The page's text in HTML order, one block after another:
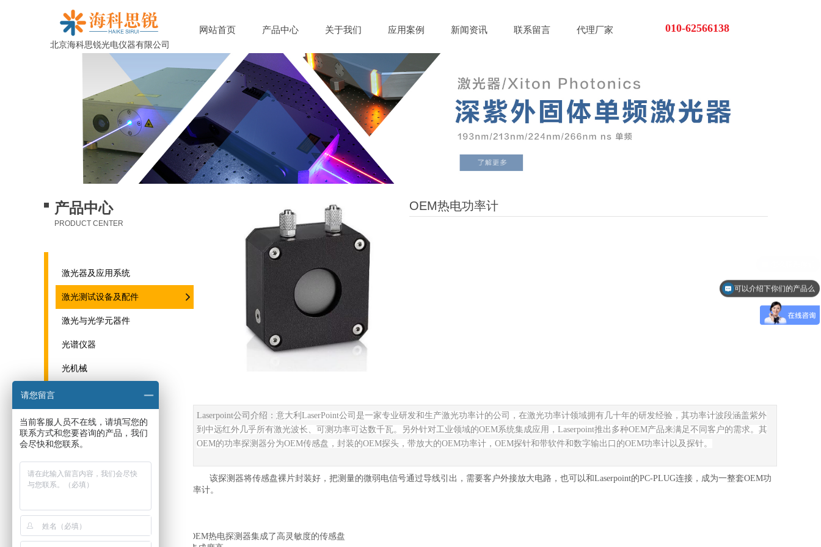
网站首页 产品中心 关于我们 应用案例 新闻资讯 联系留言 代理厂家 010-62566138
北京海科思锐光电仪器有限公司
京海科思锐光电仪器有限公司
OEM热电功率计
Laserpoint公司介绍： 意大利 LaserPoint公司是一家专业研发和生产激光功率计的公司，在激光功率计领域拥有几十年的研发经验，其功率计波段涵盖紫外
到中远红外几乎所有激光波长、可测功率可达数千瓦。另外针对工业领域的OEM系统集成应用， Laserpoint推出多种OEM产品来满足不同客户的需求。其
OEM的功率探测器分为OEM传感盘，封装的OEM探头，带放大的OEM功率计， OEM探针和带软件和数字输出口的OEM功率计以及探针。
该探测器将传感盘裸片封装好，把测量的微弱电信号通过导线引出，需要客户外接放大电路，也可以和Laserpoint的PC-PLUG连接，成为一整套OEM功
率计。
OEM热电探测器集成了高灵敏度的传感盘
产品中心
PRODUCT CENTER
激光器及应用系统
激光测试设备及配件
激光与光学元器件
光谱仪器
光机械
可以介绍下你们的产品么
请您留言
当前客服人员不在线，请填写您的
联系方式和您要咨询的产品，我们
会尽快和您联系。